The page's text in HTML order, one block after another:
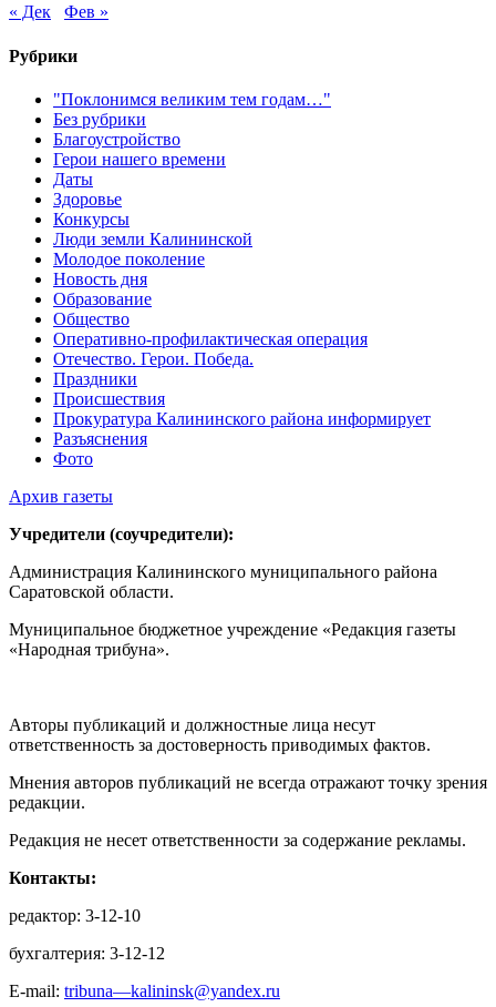
« Дек
Фев »
Рубрики
"Поклонимся великим тем годам…"
Без рубрики
Благоустройство
Герои нашего времени
Даты
Здоровье
Конкурсы
Люди земли Калининской
Молодое поколение
Новость дня
Образование
Общество
Оперативно-профилактическая операция
Отечество. Герои. Победа.
Праздники
Происшествия
Прокуратура Калининского района информирует
Разъяснения
Фото
Архив газеты
Учредители (соучредители):
Администрация Калининского муниципального района
Саратовской области.
Муниципальное бюджетное учреждение «Редакция газеты
«Народная трибуна».
Авторы публикаций и должностные лица несут
ответственность за достоверность приводимых фактов.
Мнения авторов публикаций не всегда отражают точку зрения
редакции.
Редакция не несет ответственности за содержание рекламы.
Контакты:
редактор: 3-12-10
бухгалтерия: 3-12-12
E-mail: tribuna—kalininsk@yandex.ru